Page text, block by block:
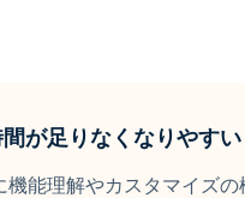
が足りなくなりやすい
能理解やカスタマイズ